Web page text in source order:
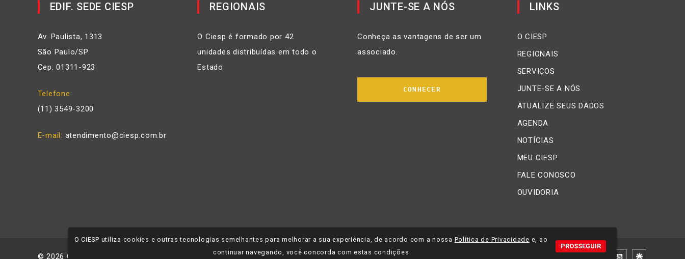
EDIF. SEDE CIESP
Av. Paulista, 1313
São Paulo/SP
Cep: 01311-923
Telefone
(11) 3549-3200
E-mail atendimento@ciesp.com.br
REGIONAIS
O Ciesp é formado por 42
unidades distribuídas em todo o
Estado
JUNTE-SE A NÓS
Conheça as vantagens de ser um
associado.
CONHECER
LINKS
O CIESP
REGIONAIS
SERVIÇOS
JUNTE-SE A NÓS
ATUALIZE SEUS DADOS
AGENDA
NOTÍCIAS
MEU CIESP
FALE CONOSCO
OUVIDORIA
© 2026 CIESP - Todos os direitos reservados. Política de Privacidade
O CIESP utiliza cookies e outras tecnologias semelhantes para melhorar a sua experiência, de acordo com a nossa Política de Privacidade e, ao
continuar navegando, você concorda com estas condições
PROSSEGUIR